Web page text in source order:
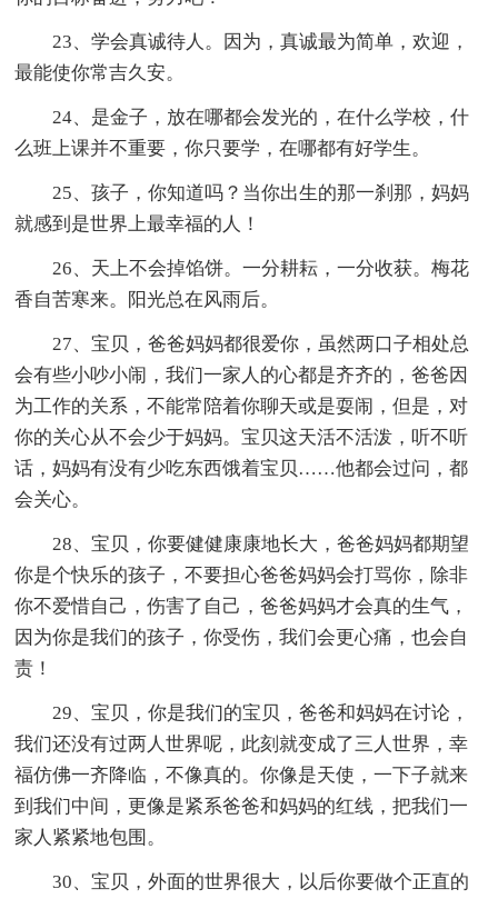
23、学会真诚待人。因为，真诚最为简单，欢迎，
最能使你常吉久安。
24、是金子，放在哪都会发光的，在什么学校，什
么班上课并不重要，你只要学，在哪都有好学生。
25、孩子，你知道吗？当你出生的那一刹那，妈妈
就感到是世界上最幸福的人！
26、天上不会掉馅饼。一分耕耘，一分收获。梅花
香自苦寒来。阳光总在风雨后。
27、宝贝，爸爸妈妈都很爱你，虽然两口子相处总
会有些小吵小闹，我们一家人的心都是齐齐的，爸爸因
为工作的关系，不能常陪着你聊天或是耍闹，但是，对
你的关心从不会少于妈妈。宝贝这天活不活泼，听不听
话，妈妈有没有少吃东西饿着宝贝……他都会过问，都
会关心。
28、宝贝，你要健健康康地长大，爸爸妈妈都期望
你是个快乐的孩子，不要担心爸爸妈妈会打骂你，除非
你不爱惜自己，伤害了自己，爸爸妈妈才会真的生气，
因为你是我们的孩子，你受伤，我们会更心痛，也会自
责！
29、宝贝，你是我们的宝贝，爸爸和妈妈在讨论，
我们还没有过两人世界呢，此刻就变成了三人世界，幸
福仿佛一齐降临，不像真的。你像是天使，一下子就来
到我们中间，更像是紧系爸爸和妈妈的红线，把我们一
家人紧紧地包围。
30、宝贝，外面的世界很大，以后你要做个正直的